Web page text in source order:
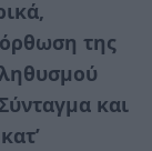
της
και